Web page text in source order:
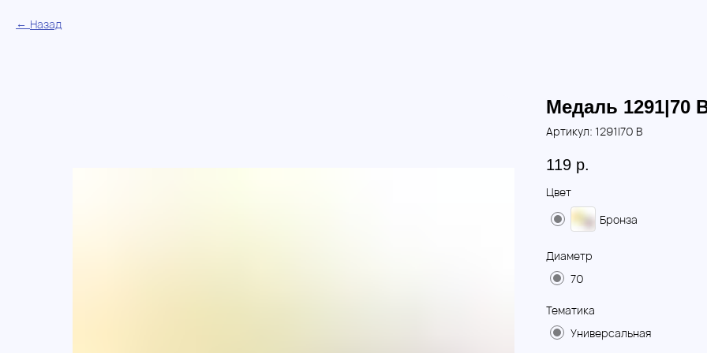
Назад
Медаль 1291|70
Артикул: 1291|70 B
119 р.
Цвет
Бронза
Диаметр
70
Тематика
Универсальная